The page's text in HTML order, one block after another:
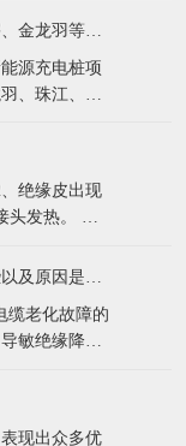
东莞凯发深耕线缆供应链，金环宇、金龙羽等国标电缆现货充足，服务粤港澳工程市场
源充电桩项
、珠江、成
，搭建一站
绝缘皮出现
发热。 列
效应，负载
介质损耗也
缆老化故障的
敏绝缘降低
现出众多优